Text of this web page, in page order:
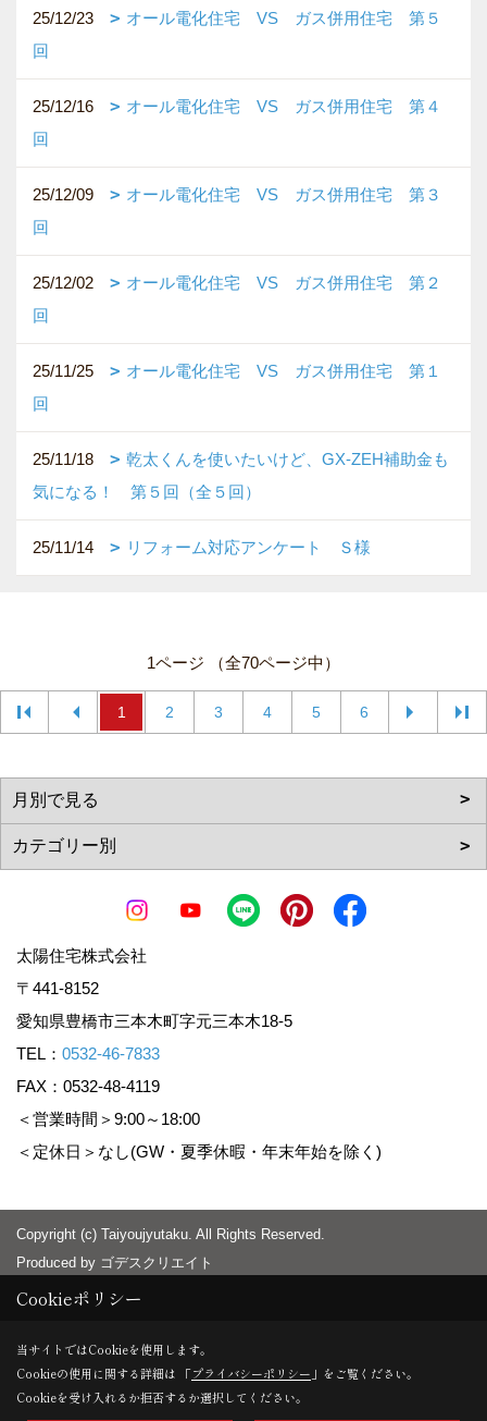
25/12/23
オール電化住宅 VS ガス併用住宅 第５
回
25/12/16
オール電化住宅 VS ガス併用住宅 第４
回
25/12/09
オール電化住宅 VS ガス併用住宅 第３
回
25/12/02
オール電化住宅 VS ガス併用住宅 第２
回
25/11/25
オール電化住宅 VS ガス併用住宅 第１
回
25/11/18
乾太くんを使いたいけど、GX-ZEH補助金も
気になる！ 第５回（全５回）
25/11/14 リフォーム対応アンケート Ｓ様
1ページ （全70ページ中）
1 2 3 4 5 6
太陽住宅株式会社
〒441-8152
愛知県豊橋市三本木町字元三本木18-5
TEL： 0532-46-7833
FAX：0532-48-4119
＜営業時間＞9:00～18:00
＜定休日＞なし(GW・夏季休暇・年末年始を除く)
Copyright (c) Taiyoujyutaku. All Rights Reserved.
Produced by ゴデスクリエイト
Cookieポリシー
当サイトではCookieを使用します。
Cookieの使用に関する詳細は 「プライバシーポリシー 」をご覧ください。
Cookieを受け入れるか拒否するか選択してください。